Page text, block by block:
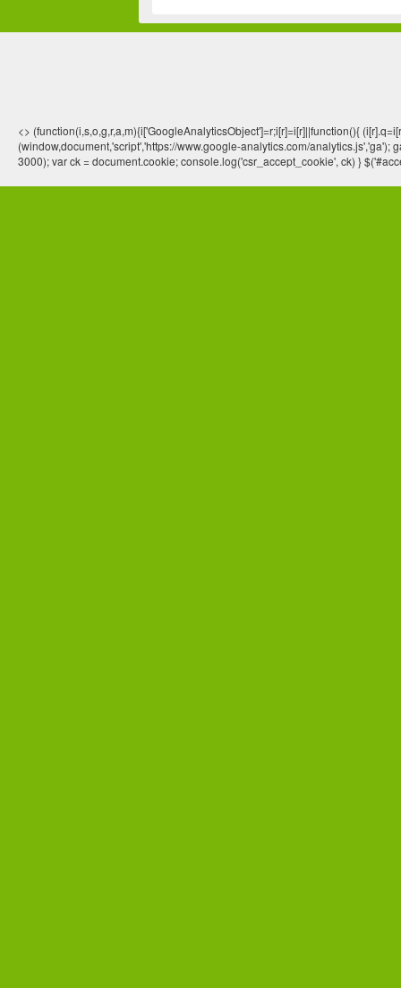
<> (function(i,s,o,g,r,a,m){i['GoogleAnalyticsObject']=r;i[r]=i[r]||function(){
(window,document,'script','https://www.google-analytics.com/
3000); var ck = document.cookie; console.log('csr_accept_cookie', ck) }